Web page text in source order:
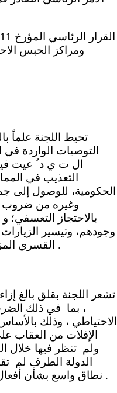
ومراكز الحبس
التعذيب في
الحكومية، للوصول إلى
وغيره من ضروب
بالاحتجاز
وجودهم، وتيسير
القسري المزعومة ا ل ع ا لقة. غير أن اللجنة تأسف لعدم تنفيذ الدولة الطرف ل توصيات ها .
، بما في ذلك
الاحتياطي ، وذلك
الإفلات من العقاب
ولم تنظر فيها خلال
الدولة الطرف لم
نطاق واسع بشأن أفعال تعذيب زُعم أنها وقعت خلال الفترة قيد الاستعراض (المواد 2 و4 و10 - 14 و16) .